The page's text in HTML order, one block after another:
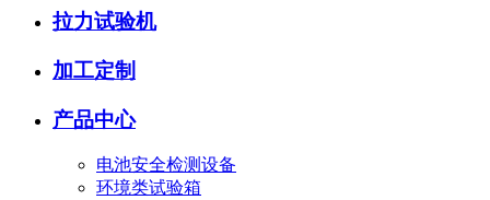
拉力试验机
加工定制
产品中心
电池安全检测设备
环境类试验箱